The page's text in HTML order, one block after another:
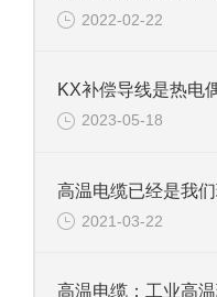
2022-02-22
2023-05-18
2021-03-22